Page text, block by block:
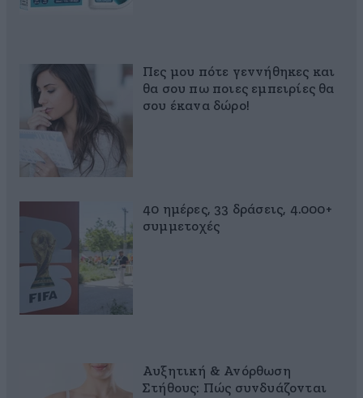
Πες μου πότε γεννήθηκες και
θα σου πω ποιες εμπειρίες θα
σου έκανα δώρο!
40 ημέρες, 33 δράσεις, 4.000+
συμμετοχές
Αυξητική & Ανόρθωση
Στήθους: Πώς συνδυάζονται